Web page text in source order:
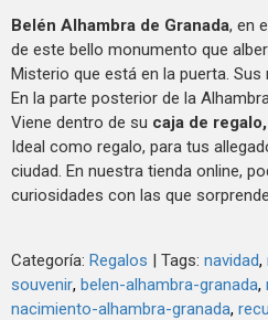
Belén Alhambra de Granada, en
de este bello monumento que
Misterio que está en la puerta. Sus
En la parte posterior de la
Viene dentro de su caja de regalo,
Ideal como regalo, para tus
ciudad. En nuestra tienda online,
curiosidades con las que
Categoría: Regalos | Tags: navidad
souvenir belen-alhambra-granada
nacimiento-alhambra-granada